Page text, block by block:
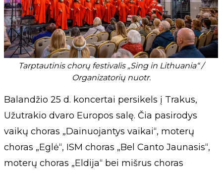
Tarptautinis chorų festivalis „Sing in Lithuania“ /
Organizatorių nuotr.
Balandžio 25 d. koncertai persikels į Trakus,
Užutrakio dvaro Europos salę. Čia pasirodys
vaikų choras „Dainuojantys vaikai“, moterų
choras „Eglė“, ISM choras „Bel Canto Jaunasis“,
moterų choras „Eldija“ bei mišrus choras